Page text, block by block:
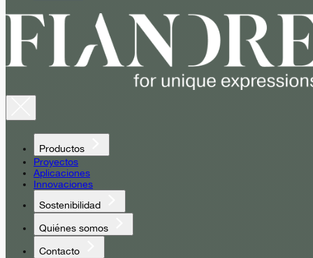
Productos
Proyectos
Aplicaciones
Innovaciones
Sostenibilidad
Quiénes somos
Contacto